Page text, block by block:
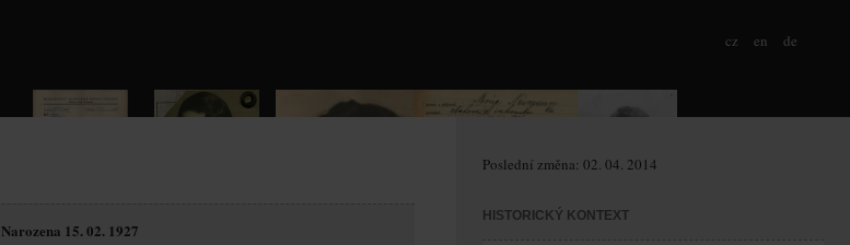
cz en de
Narozena 15. 02. 1927
Poslední změna: 02. 04. 2014
HISTORICKÝ KONTEXT